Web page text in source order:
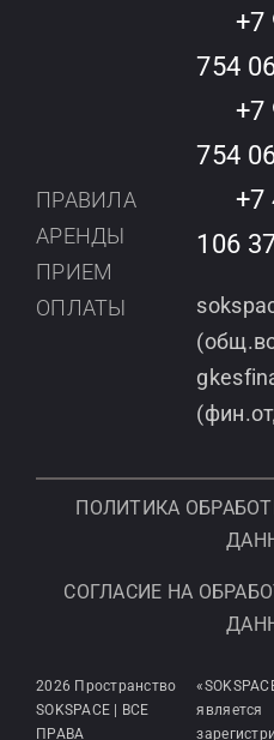
ПРАВИЛА
АРЕНДЫ
ПРИЕМ
ОПЛАТЫ
+7
754
+7
754
+7
106
ПОЛИТИКА
СОГЛАСИЕ НА
2026 Пространство
SOKSPACE | ВСЕ
ПРАВА
является